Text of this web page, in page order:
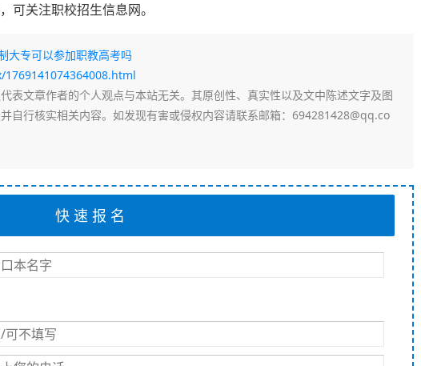
可关注职校招生信息网。
大专可以参加职教高考吗
表文章作者的个人观点与本站无关。其原创性、真实性以及文中陈述文字及图
自行核实相关内容。如发现有害或侵权内容请联系邮箱：694281428@qq.co